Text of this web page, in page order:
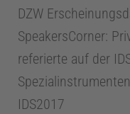
d
i
z
DZW
SpeakersCorner:
referierte auf der
Spezialinstrumenten
IDS2017